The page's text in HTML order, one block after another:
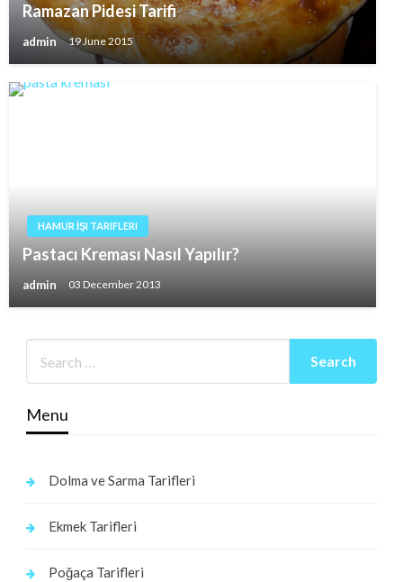
Ramazan Pidesi Tarifi
admin 19 June 2015
HAMUR İŞI TARIFLERI
Pastacı Kreması Nasıl Yapılır?
admin 03 December 2013
Menu
Dolma ve Sarma Tarifleri
Ekmek Tarifleri
Poğaça Tarifleri